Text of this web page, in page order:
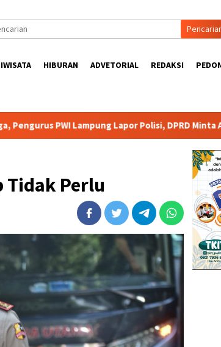
HIBURAN ADVETORIAL REDAKSI
Lampung Lapor Polisi, DPRD Minta Aparat
Tidak Perlu